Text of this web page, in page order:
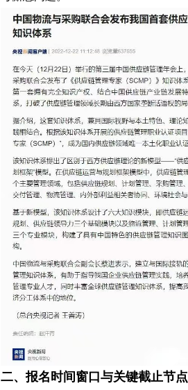
二、报名时间窗口与关键截止节点